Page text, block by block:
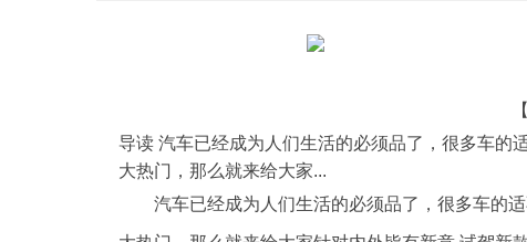
导读 汽车已经成为人们生活的必须品了，很多车的
大热门，那么就来给大家...
汽车已经成为人们生活的必须品了，很多车的